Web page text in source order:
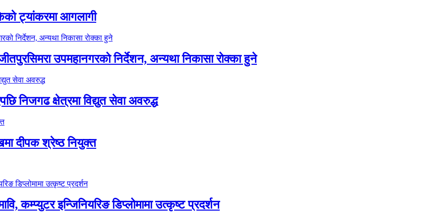
ट्यांकरमा आगलागी
उपमहानगरको निर्देशन, अन्यथा निकासा रोक्का हुने
निजगढ क्षेत्रमा विद्युत सेवा अवरुद्ध
दीपक श्रेष्ठ नियुक्त
कम्प्युटर इन्जिनियरिङ डिप्लोमामा उत्कृष्ट प्रदर्शन